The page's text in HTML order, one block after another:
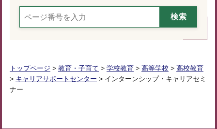
トップページ > 教育・子育て > 学校教育 > 高等学校 > 高校教育
> キャリアサポートセンター > インターンシップ・キャリアセミ
ナー